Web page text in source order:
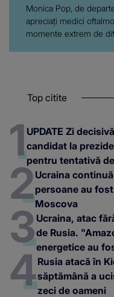
Monica Pop, de
apreciați medici
momente extrem de
Top citite
UPDATE Zi
candidat la
pentru tentativă
Ucraina
persoane au
Moscova
Ucraina, atac
de Rusia.
energetice au
Rusia atacă în
săptămână a
zeci de oameni